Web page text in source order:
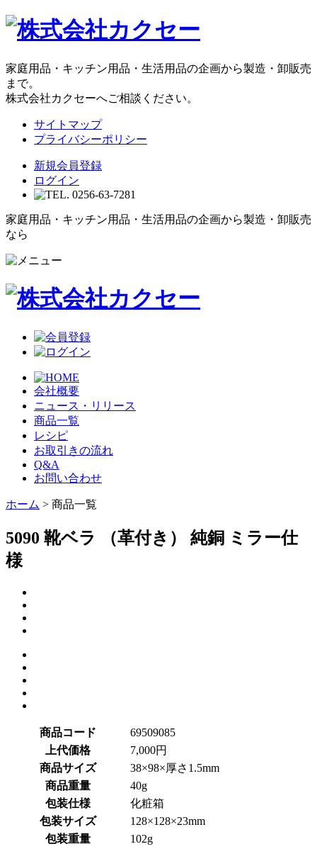
家庭用品・キッチン用品・生活用品の企画から製造・卸販売
まで。
株式会社カクセーへご相談ください。
サイトマップ
プライバシーポリシー
新規会員登録
ログイン
家庭用品・キッチン用品・生活用品の企画から製造・卸販売
なら
会社概要
ニュース・リリース
商品一覧
レシピ
お取引きの流れ
Q&A
お問い合わせ
ホーム > 商品一覧
5090 靴ベラ （革付き） 純銅 ミラー仕
様
商品コード
69509085
上代価格
7,000円
商品サイズ
38×98×厚さ1.5mm
商品重量
40g
包装仕様
化粧箱
包装サイズ
128×128×23mm
包装重量
102g